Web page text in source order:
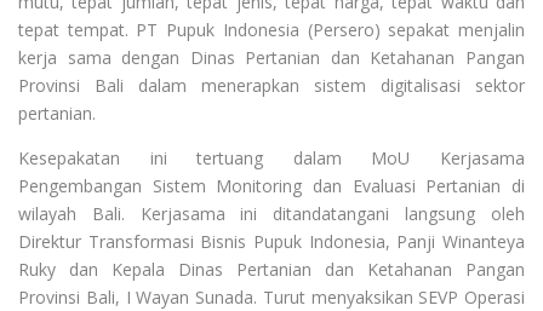
tepat tempat. PT Pupuk Indonesia (Persero) sepakat menjalin
kerja sama dengan Dinas Pertanian dan Ketahanan Pangan
Provinsi Bali dalam menerapkan sistem digitalisasi sektor
pertanian.
Kesepakatan ini tertuang dalam MoU Kerjasama
Pengembangan Sistem Monitoring dan Evaluasi Pertanian di
wilayah Bali. Kerjasama ini ditandatangani langsung oleh
Direktur Transformasi Bisnis Pupuk Indonesia, Panji Winanteya
Ruky dan Kepala Dinas Pertanian dan Ketahanan Pangan
Provinsi Bali, I Wayan Sunada. Turut menyaksikan SEVP Operasi